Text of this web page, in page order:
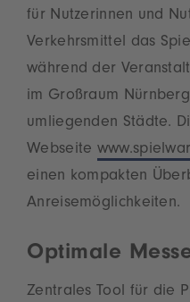
für Nutzerinnen und
Verkehrsmittel das
während der
im Großraum
umliegenden Städte.
Webseite
einen kompakten
Anreisemöglichkeiten.
Optimale
Zentrales Tool für die